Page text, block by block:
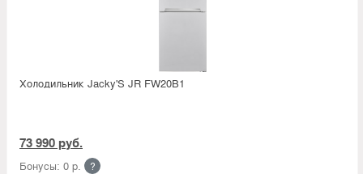
Холодильник Jacky'S JR FW20B1
73 990 руб.
Бонусы: 0 р. ?